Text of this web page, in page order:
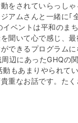
をされていらっし
アムさんと一緒に｢
ベントは平和のま
聞いて心で感じ、
できるプログラム
辺にあったGHQの
もあまりやられて
重なお話です。たく